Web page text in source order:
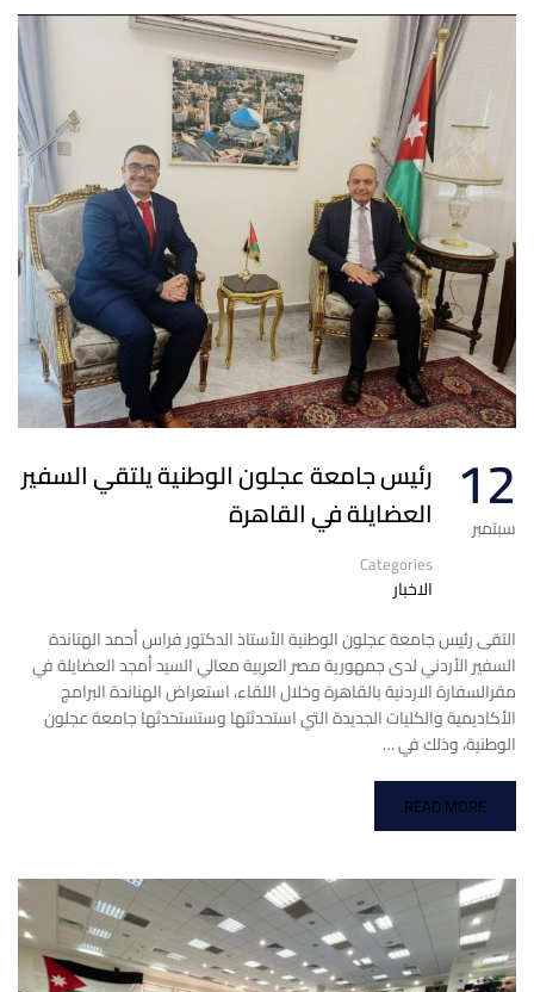
12
سبتمبر
رئيس جامعة عجلون الوطنية يلتقي السفير
العضايلة في القاهرة
Categories
الاخبار
التقى رئيس جامعة عجلون الوطنية الأستاذ الدكتور فراس أحمد الهناندة
السفير الأردني لدى جمهورية مصر العربية معالي السيد أمجد العضايلة في
مقرالسفارة الاردنية بالقاهرة وخلال اللقاء، استعراض الهناندة البرامج
الأكاديمية والكليات الجديدة التي استحدثتها وستستحدثها جامعة عجلون
الوطنية، وذلك في …
READ MORE